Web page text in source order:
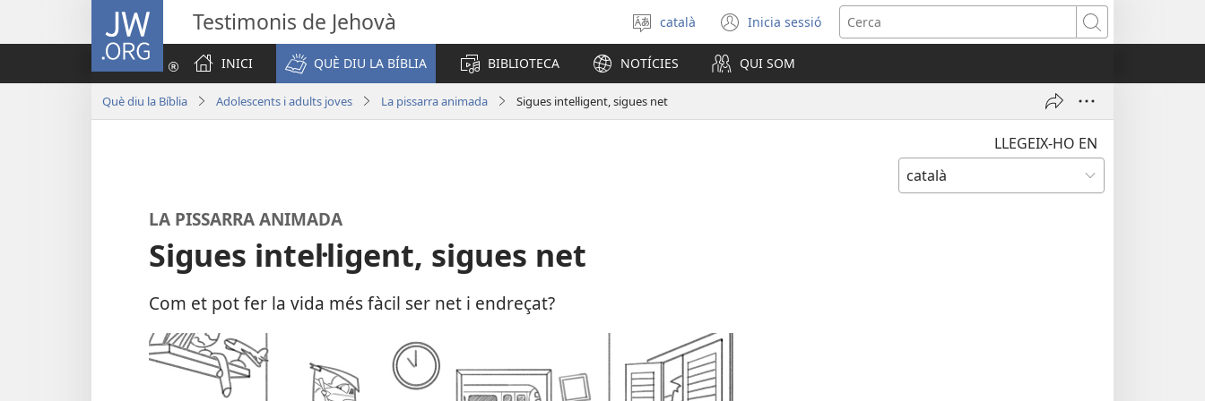
JW.ORG Testimonis de Jehovà
Selecciona
un
idioma
català Inicia sessió
(obre
una
finestra
nova)
Cerca
INICI
QUÈ DIU LA BÍBLIA BIBLIOTECA NOTÍCIES QUI SOM
Què diu la Bíblia Adolescents i adults joves La pissarra animada Sigues intel·ligent, sigues net
LLEGEIX-HO EN
LA PISSARRA ANIMADA
Sigues intel·ligent, sigues net
Com et pot fer la vida més fàcil ser net i endreçat?